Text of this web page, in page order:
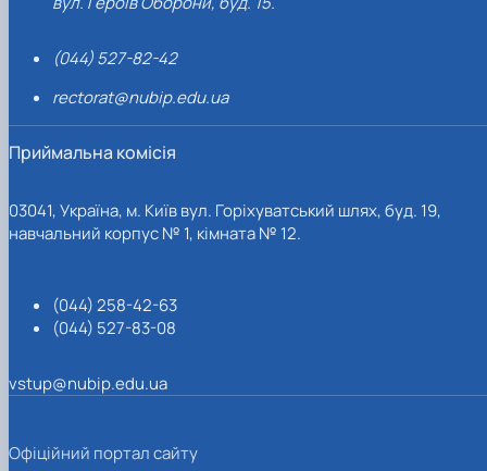
(044) 527-82-42
rectorat@nubip.edu.ua
Приймальна комісія
03041, Україна, м. Київ вул. Горіхуватський шлях, буд. 19,
навчальний корпус № 1, кімната № 12.
(044) 258-42-63
(044) 527-83-08
vstup@nubip.edu.ua
Офіційний портал сайту